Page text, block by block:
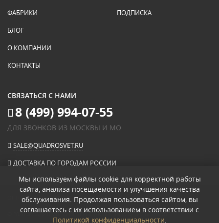
ФАБРИКИ
БЛОГ
О КОМПАНИИ
КОНТАКТЫ
ПОДПИСКА
СВЯЗАТЬСЯ С НАМИ
8 (499) 994-07-55
ДЛЯ ЗВОНКОВ ИЗ МОСКВЫ И МО
SALE@QUADROSVET.RU
ДОСТАВКА ПО ГОРОДАМ РОССИИ
ОПЛАЧИВАЙТЕ ПРИ ПОЛУЧЕНИИ
© 2026«КВАДРО СВЕТ» ИНТЕРНЕТ-МАГАЗИН СВЕТИЛЬНИКОВ.
Мы используем файлы cookie для корректной работы
сайта, анализа посещаемости и улучшения качества
обслуживания. Продолжая пользоваться сайтом, вы
соглашаетесь с их использованием в соответствии с
Политикой конфиденциальности.